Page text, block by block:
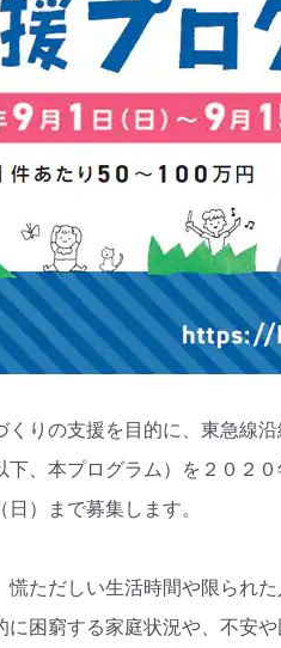
りの支援を目的に、東急線
、本プログラム）を２０２
）まで募集します。
ただしい生活時間や限られ
困窮する家庭状況や、不安